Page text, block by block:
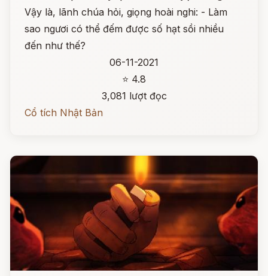
Vậy là, lãnh chúa hỏi, giọng hoài nghi: - Làm
sao ngươi có thể đếm được số hạt sồi nhiều
đến như thế?
06-11-2021
⭐ 4.8
3,081 lượt đọc
Cổ tích Nhật Bản